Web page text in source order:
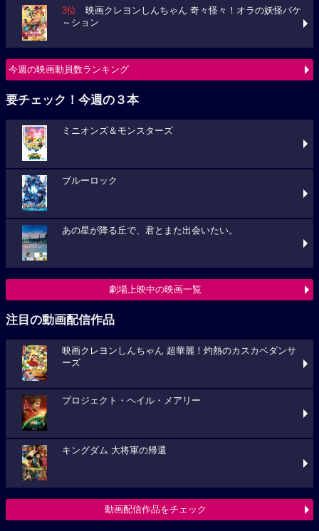
3位 映画クレヨンしんちゃん 奇々怪々！オラの妖怪バケ
～ション
今週の映画動員数ランキング
要チェック！今週の３本
ミニオンズ＆モンスターズ
ブルーロック
あの星が降る丘で、君とまた出会いたい。
劇場上映中の映画一覧
注目の動画配信作品
映画クレヨンしんちゃん 超華麗！灼熱のカスカベダンサ
ーズ
プロジェクト・ヘイル・メアリー
キングダム 大将軍の帰還
動画配信作品をチェック